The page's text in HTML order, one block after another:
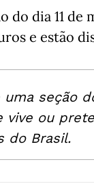
do dia 11 de
e estão
uma seção
vive ou
do Brasil.